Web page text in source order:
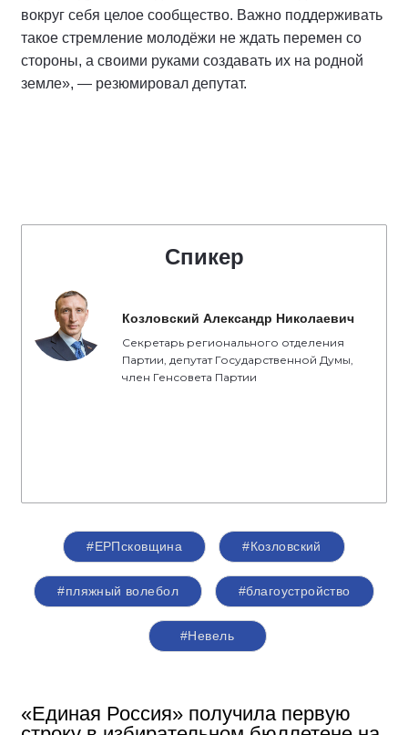
вокруг себя целое сообщество. Важно поддерживать
такое стремление молодёжи не ждать перемен со
стороны, а своими руками создавать их на родной
земле», — резюмировал депутат.
Спикер
Козловский Александр Николаевич
Секретарь регионального отделения
Партии, депутат Государственной Думы,
член Генсовета Партии
#ЕРПсковщина #Козловский
#пляжный волебол #благоустройство
#Невель
«Единая Россия» получила первую